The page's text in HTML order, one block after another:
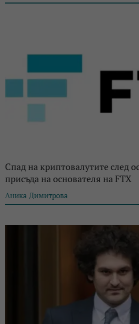
Спад на криптовалутите след
присъда на основателя на FTX
Аника Димитрова